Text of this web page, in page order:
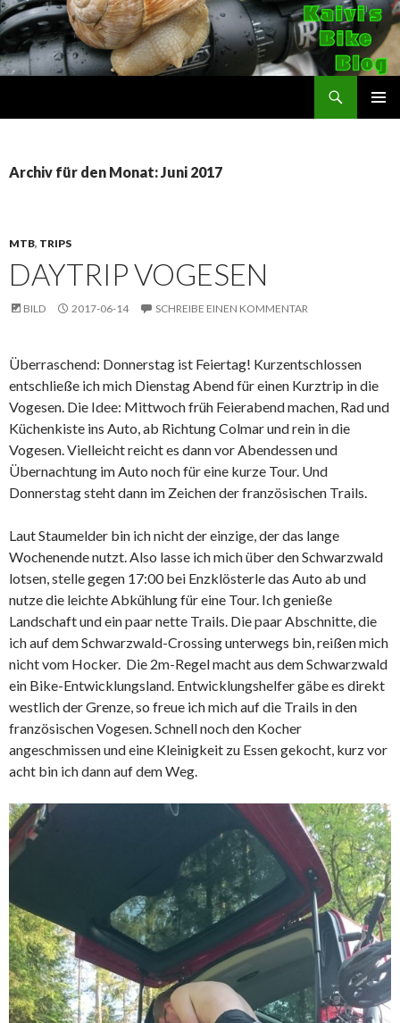
Archiv für den Monat: Juni 2017
MTB, TRIPS
DAYTRIP VOGESEN
BILD 2017-06-14 SCHREIBE EINEN KOMMENTAR
Überraschend: Donnerstag ist Feiertag! Kurzentschlossen
entschließe ich mich Dienstag Abend für einen Kurztrip in die
Vogesen. Die Idee: Mittwoch früh Feierabend machen, Rad und
Küchenkiste ins Auto, ab Richtung Colmar und rein in die
Vogesen. Vielleicht reicht es dann vor Abendessen und
Übernachtung im Auto noch für eine kurze Tour. Und
Donnerstag steht dann im Zeichen der französischen Trails.
Laut Staumelder bin ich nicht der einzige, der das lange
Wochenende nutzt. Also lasse ich mich über den Schwarzwald
lotsen, stelle gegen 17:00 bei Enzklösterle das Auto ab und
nutze die leichte Abkühlung für eine Tour. Ich genieße
Landschaft und ein paar nette Trails. Die paar Abschnitte, die
ich auf dem Schwarzwald-Crossing unterwegs bin, reißen mich
nicht vom Hocker. Die 2m-Regel macht aus dem Schwarzwald
ein Bike-Entwicklungsland. Entwicklungshelfer gäbe es direkt
westlich der Grenze, so freue ich mich auf die Trails in den
französischen Vogesen. Schnell noch den Kocher
angeschmissen und eine Kleinigkeit zu Essen gekocht, kurz vor
acht bin ich dann auf dem Weg.